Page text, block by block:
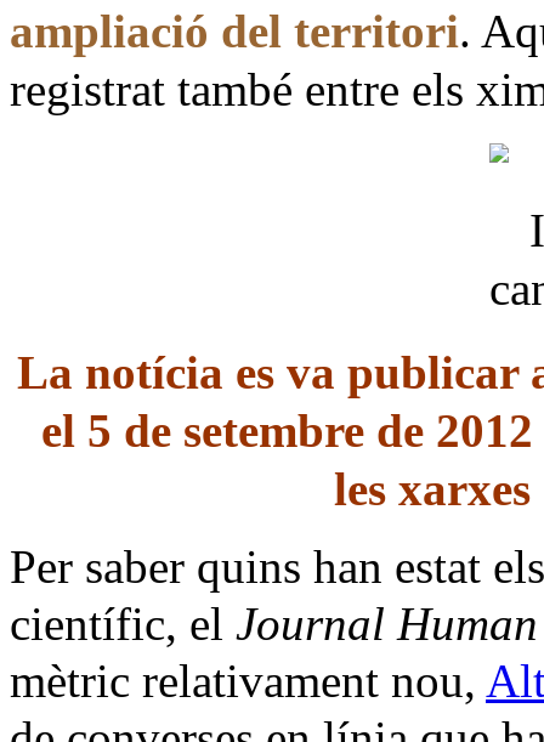
ampliació del territori.
registrat també entre els
La notícia es va publicar
el 5 de setembre de
les xarxes
Per saber quins han estat
científic, el Journal
mètric relativament nou,